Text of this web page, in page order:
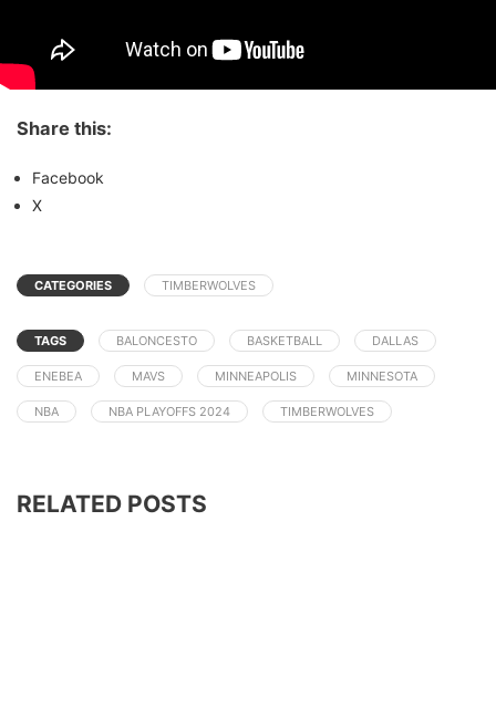
Share this:
Facebook
X
CATEGORIES TIMBERWOLVES
TAGS BALONCESTO BASKETBALL DALLAS
ENEBEA MAVS MINNEAPOLIS MINNESOTA
NBA NBA PLAYOFFS 2024 TIMBERWOLVES
RELATED POSTS